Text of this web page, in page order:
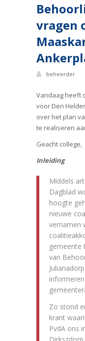
vragen
beheerder
Vandaag heeft
voor Den
over het plan
te realiseren
Geacht college,
Inleiding
Middels
Dagblad
hoogte
nieuwe
vernamen
gemeente
van
Zo stond
krant
PvdA ons